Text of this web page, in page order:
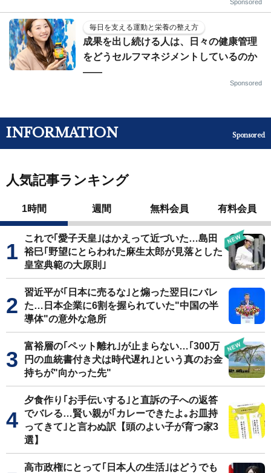
Sponsored
毎日を支える運動と栄養の整え方
成果を出し続ける人は、日々の健康管理
をどうセルフマネジメントしているのか
——
Sponsored
INFORMATION Sponsored
人気記事ランキング
1時間 週間 無料会員 有料会員
これで｢愛子天皇｣はかえって近づいた…島田
裕巳｢野望にとらわれた麻生太郎が見落とした
皇室典範の大原則｣
習近平が｢日本に売るな｣と煽った翌日にバレ
た…日本企業に6割を握られていた"中国の半
導体"の意外な急所
富裕層の｢ペット離れ｣が止まらない…｢300万
円の血統書付き犬は時代遅れ｣という真のお金
持ちが"向かった先"
夕食作り｢お手伝いする｣と直訴の子への返答
でバレる…賢い親が｢カレーできたよ｡お皿持
ってきて｣と言わぬ訳【頭のよい子が育つ家3
選】
高市政権にとって｢日本人の生活｣はどうでも